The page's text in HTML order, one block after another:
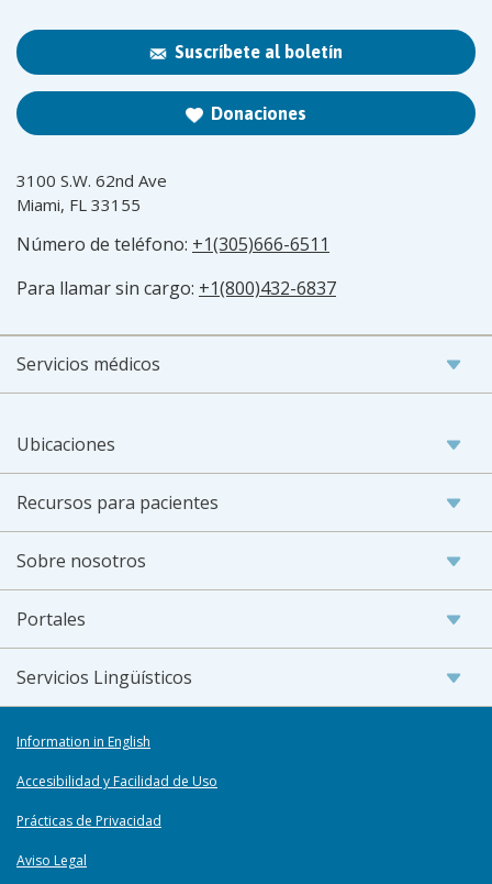
Suscríbete al boletín
Donaciones
3100 S.W. 62nd Ave
Miami, FL 33155
Número de teléfono: +1(305)666-6511
Para llamar sin cargo: +1(800)432-6837
Servicios médicos
Ubicaciones
Recursos para pacientes
Sobre nosotros
Portales
Servicios Lingüísticos
Information in English
Accesibilidad y Facilidad de Uso
Prácticas de Privacidad
Aviso Legal